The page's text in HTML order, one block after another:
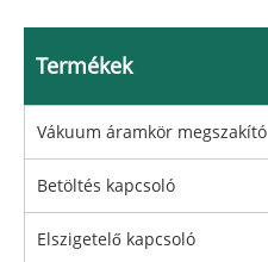
Termékek
Vákuum áramkör megszakító
Betöltés kapcsoló
Elszigetelő kapcsoló